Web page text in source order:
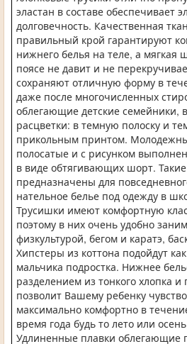
эластан в составе обеспечивает
долговечность. Качественная
правильный крой гарантируют
нижнего белья на теле, а мягкая
поясе не давит и не
сохраняют отличную форму в
даже после многочисленных
облегающие детские семейники,
расцветки: в темную полоску и
прикольным принтом.
полосатые и с рисунком
в виде обтягивающих шорт.
предназначены для
нательное белье под одежду в
Трусишки имеют комфортную
поэтому в них очень удобно
физкультурой, бегом и каратэ,
Хипстеры из коттона подойдут
мальчика подростка. Нижнее
разделением из тонкого хлопка
позволит Вашему ребенку
максимально комфортно в
время года будь то лето или
Удлиненные плавки облегающие